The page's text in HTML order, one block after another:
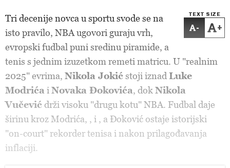
TEXT SIZE
- +
Tri decenije novca u sportu svode se na
isto pravilo, NBA ugovori guraju vrh,
evropski fudbal puni sredinu piramide, a
tenis s jednim izuzetkom remeti matricu. U "realnim
2025" evrima, Nikola Jokićstoji iznad Luke
Modrića i Novaka Đokovića, dok Nikola
Vučević drži visoku "drugu kotu" NBA. Fudbal daje
širinu kroz Modrića, , i , a Đoković ostaje istorijski
"on-court" rekorder tenisa i nakon prilagođavanja
inflaciji.